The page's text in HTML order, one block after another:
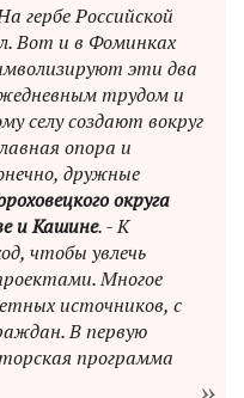
гербе Российской
Вот и в Фоминках
эти два
трудом и
селу создают вокруг
опора и
дружные
округа
и Кашине. - К
чтобы увлечь
Многое
источников, с
В первую
программа